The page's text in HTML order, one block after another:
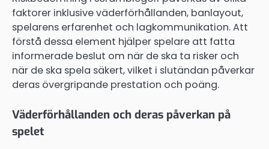
faktorer inklusive väderförhållanden, banlayout,
spelarens erfarenhet och lagkommunikation. Att
förstå dessa element hjälper spelare att fatta
informerade beslut om när de ska ta risker och
när de ska spela säkert, vilket i slutändan påverkar
deras övergripande prestation och poäng.
Väderförhållanden och deras påverkan på
spelet